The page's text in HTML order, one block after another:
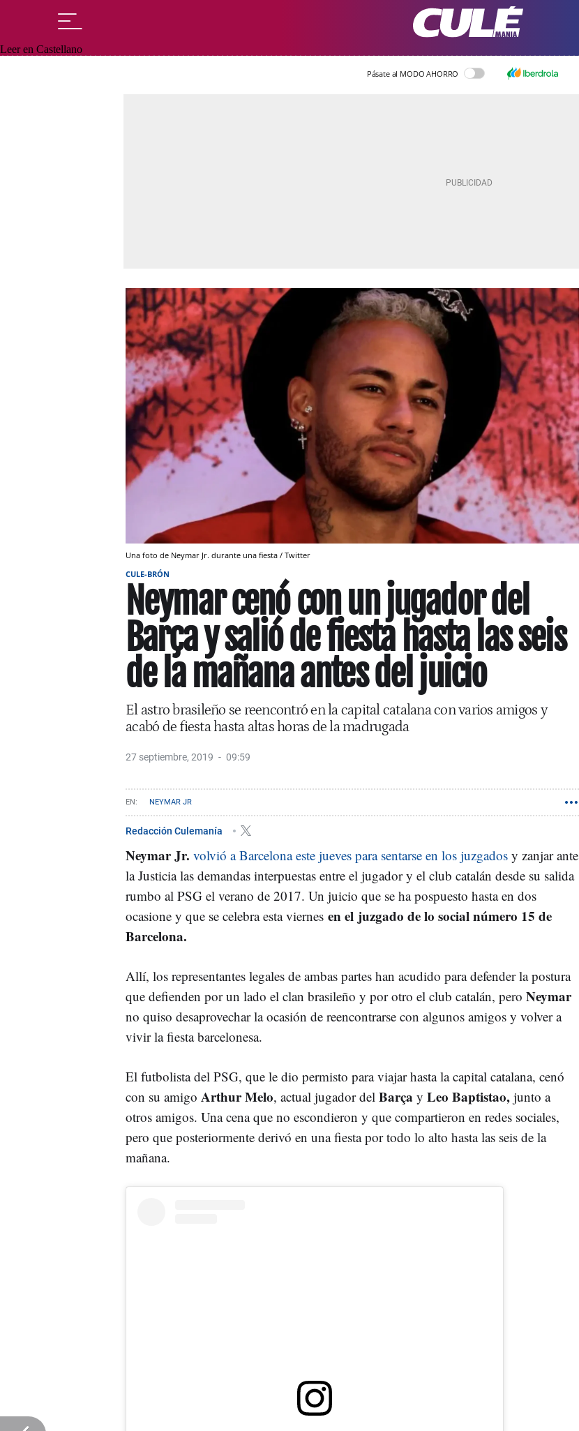
Leer en Castellano
Pásate al MODO AHORRO
Una foto de Neymar Jr. durante una fiesta / Twitter
CULE-BRÓN
Neymar cenó con un jugador del
Barça y salió de fiesta hasta las seis
de la mañana antes del juicio
El astro brasileño se reencontró en la capital catalana con varios amigos y
acabó de fiesta hasta altas horas de la madrugada
27 septiembre, 2019 09:59
NEYMAR JR
Redacción Culemanía
Neymar Jr. volvió a Barcelona este jueves para sentarse en los juzgados y zanjar ante
la Justicia las demandas interpuestas entre el jugador y el club catalán desde su salida
rumbo al PSG el verano de 2017. Un juicio que se ha pospuesto hasta en dos
ocasione y que se celebra esta viernes en el juzgado de lo social número 15 de
Barcelona.
Allí, los representantes legales de ambas partes han acudido para defender la postura
que defienden por un lado el clan brasileño y por otro el club catalán, pero Neymar
no quiso desaprovechar la ocasión de reencontrarse con algunos amigos y volver a
vivir la fiesta barcelonesa.
El futbolista del PSG, que le dio permisto para viajar hasta la capital catalana, cenó
con su amigo Arthur Melo, actual jugador del Barça y Leo Baptistao, junto a
otros amigos. Una cena que no escondieron y que compartieron en redes sociales,
pero que posteriormente derivó en una fiesta por todo lo alto hasta las seis de la
mañana.